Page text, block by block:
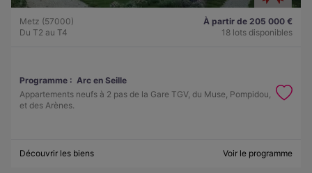
Metz (57000)
Du T2 au T4
À partir de 205 000 €
18 lots disponibles
Programme : Arc en Seille
Appartements neufs à 2 pas de la Gare TGV, du Muse, Pompidou,
et des Arènes.
Découvrir les biens Voir le programme